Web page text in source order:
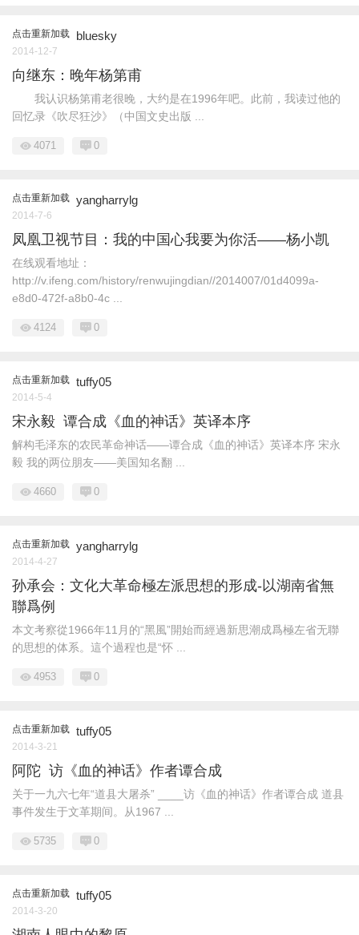
点击重新加载 bluesky
2014-12-7
向继东：晚年杨第甫
我认识杨第甫老很晚，大约是在1996年吧。此前，我读过他的
回忆录《吹尽狂沙》（中国文史出版 ...
4071 0
点击重新加载 yangharrylg
2014-7-6
凤凰卫视节目：我的中国心我要为你活——杨小凯
在线观看地址：
http://v.ifeng.com/history/renwujingdian//2014007/01d4099a-
e8d0-472f-a8b0-4c ...
4124 0
点击重新加载 tuffy05
2014-5-4
宋永毅 谭合成《血的神话》英译本序
解构毛泽东的农民革命神话——谭合成《血的神话》英译本序 宋永
毅 我的两位朋友——美国知名翻 ...
4660 0
点击重新加载 yangharrylg
2014-4-27
孙承会：文化大革命極左派思想的形成-以湖南省無
聯爲例
本文考察從1966年11月的“黑風”開始而經過新思潮成爲極左省无聯
的思想的体系。這个過程也是“怀 ...
4953 0
点击重新加载 tuffy05
2014-3-21
阿陀 访《血的神话》作者谭合成
关于一九六七年“道县大屠杀” ____访《血的神话》作者谭合成 道县
事件发生于文革期间。从1967 ...
5735 0
点击重新加载 tuffy05
2014-3-20